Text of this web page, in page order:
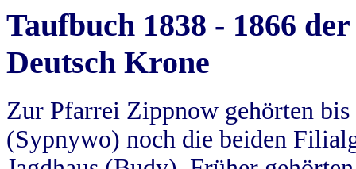
Taufbuch 1838 - 1866
Deutsch Krone
Zur Pfarrei Zippnow gehörten
(Sypnywo) noch die beiden